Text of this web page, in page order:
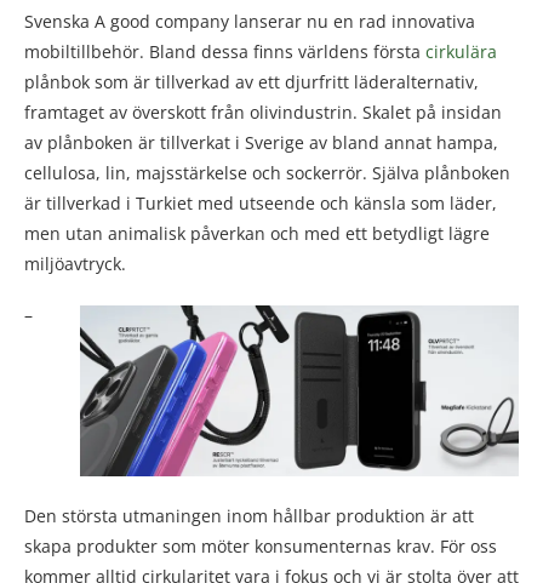
Svenska A good company lanserar nu en rad innovativa
mobiltillbehör. Bland dessa finns världens första cirkulära
plånbok som är tillverkad av ett djurfritt läderalternativ,
framtaget av överskott från olivindustrin. Skalet på insidan
av plånboken är tillverkat i Sverige av bland annat hampa,
cellulosa, lin, majsstärkelse och sockerrör. Själva plånboken
är tillverkad i Turkiet med utseende och känsla som läder,
men utan animalisk påverkan och med ett betydligt lägre
miljöavtryck.
–
Den största utmaningen inom hållbar produktion är att
skapa produkter som möter konsumenternas krav. För oss
kommer alltid cirkularitet vara i fokus och vi är stolta över att